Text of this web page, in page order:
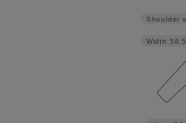
Width
Shoulder